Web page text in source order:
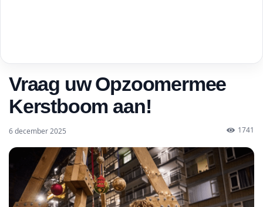
Vraag uw Opzoomermee
Kerstboom aan!
6 december 2025 1741